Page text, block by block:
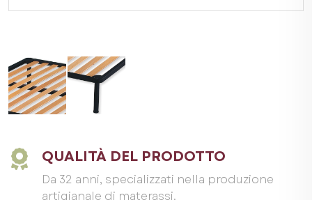
QUALITÀ DEL PRODOTTO
Da 32 anni, specializzati nella produzione
artigianale di materassi.